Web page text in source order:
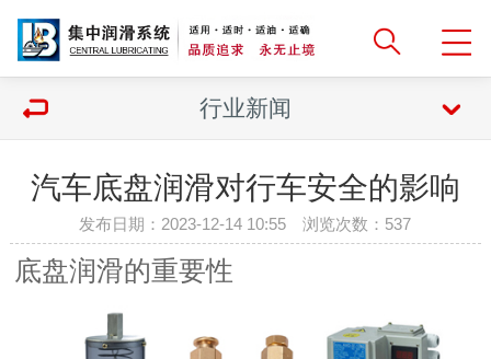
行业新闻
汽车底盘润滑对行车安全的影响
发布日期：2023-12-14 10:55 浏览次数： 537
底盘润滑的重要性